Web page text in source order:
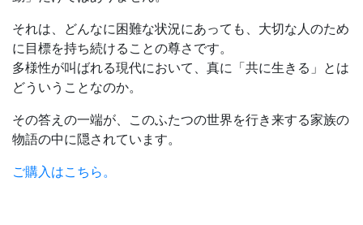
それは、どんなに困難な状況にあっても、大切な人のため
に目標を持ち続けることの尊さです。
多様性が叫ばれる現代において、真に「共に生きる」とは
どういうことなのか。
その答えの一端が、このふたつの世界を行き来する家族の
物語の中に隠されています。
ご購入はこちら。